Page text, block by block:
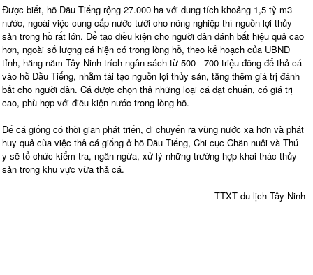
Được biết, hồ Dầu Tiếng rộng 27.000 ha với dung tích khoảng 1,5 tỷ m3
nước, ngoài việc cung cấp nước tưới cho nông nghiệp thì nguồn lợi thủy
sản trong hồ rất lớn. Để tạo điều kiện cho người dân đánh bắt hiệu quả cao
hơn, ngoài số lượng cá hiện có trong lòng hồ, theo kế hoạch của UBND
tỉnh, hằng năm Tây Ninh trích ngân sách từ 500 - 700 triệu đồng để thả cá
vào hồ Dầu Tiếng, nhằm tái tạo nguồn lợi thủy sản, tăng thêm giá trị đánh
bắt cho người dân. Cá được chọn thả những loại cá đạt chuẩn, có giá trị
cao, phù hợp với điều kiện nước trong lòng hồ.
Để cá giống có thời gian phát triển, di chuyển ra vùng nước xa hơn và phát
huy quả của việc thả cá giống ở hồ Dầu Tiếng, Chi cục Chăn nuôi và Thú
y sẽ tổ chức kiểm tra, ngăn ngừa, xử lý những trường hợp khai thác thủy
sản trong khu vực vừa thả cá.
TTXT du lịch Tây Ninh